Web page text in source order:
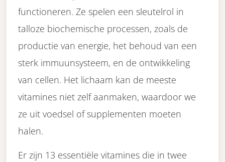
functioneren. Ze spelen een sleutelrol in
talloze biochemische processen, zoals de
productie van energie, het behoud van een
sterk immuunsysteem, en de ontwikkeling
van cellen. Het lichaam kan de meeste
vitamines niet zelf aanmaken, waardoor we
ze uit voedsel of supplementen moeten
halen.
Er zijn 13 essentiële vitamines die in twee